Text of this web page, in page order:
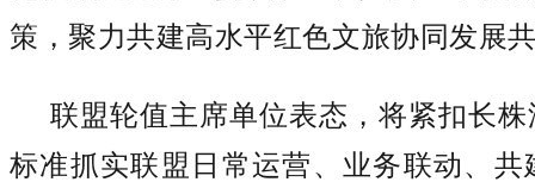
策，聚力共建高水平红色文旅协同发展
联盟轮值主席单位表态，将紧扣长
标准抓实联盟日常运营、业务联动、